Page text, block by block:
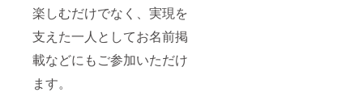
楽しむだけでなく、実現を
支えた一人としてお名前掲
載などにもご参加いただけ
ます。